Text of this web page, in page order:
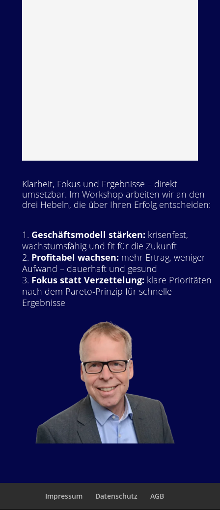
Klarheit, Fokus und Ergebnisse – direkt
umsetzbar. Im Workshop arbeiten wir an den
drei Hebeln, die über Ihren Erfolg entscheiden:
Geschäftsmodell stärken: krisenfest,
wachstumsfähig und fit für die Zukunft
Profitabel wachsen: mehr Ertrag, weniger
Aufwand – dauerhaft und gesund
Fokus statt Verzettelung: klare Prioritäten
nach dem Pareto-Prinzip für schnelle
Ergebnisse
Impressum Datenschutz AGB